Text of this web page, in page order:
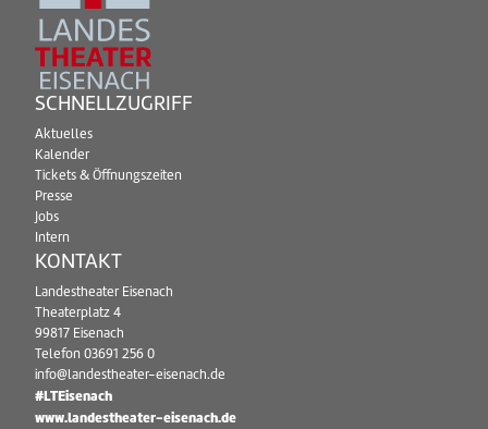
SCHNELLZUGRIFF
Aktuelles
Kalender
Tickets & Öffnungszeiten
Presse
Jobs
Intern
KONTAKT
Landestheater Eisenach
Theaterplatz 4
99817 Eisenach
Telefon 03691 256 0
info@landestheater-eisenach.de
#LTEisenach
www.landestheater-eisenach.de